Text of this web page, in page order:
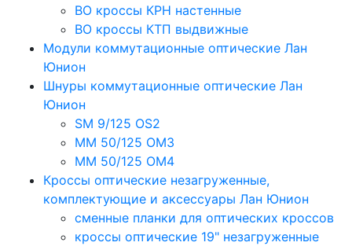
ВО кроссы КРН настенные
ВО кроссы КТП выдвижные
Модули коммутационные оптические Лан
Юнион
Шнуры коммутационные оптические Лан
Юнион
SM 9/125 OS2
MM 50/125 OM3
MM 50/125 OM4
Кроссы оптические незагруженные,
комплектующие и аксессуары Лан Юнион
сменные планки для оптических кроссов
кроссы оптические 19" незагруженные